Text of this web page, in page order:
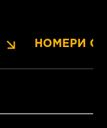
НОМЕРИ OE